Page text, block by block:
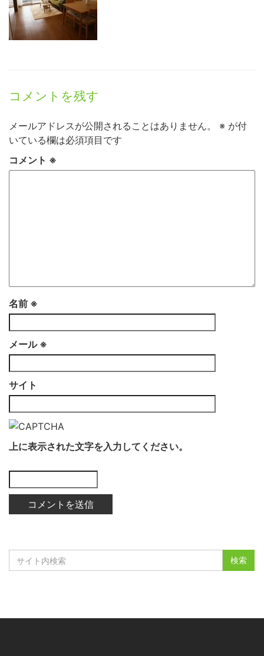
コメントを残す
メールアドレスが公開されることはありません。 ※ が付
いている欄は必須項目です
コメント ※
名前 ※
メール ※
サイト
上に表示された文字を入力してください。